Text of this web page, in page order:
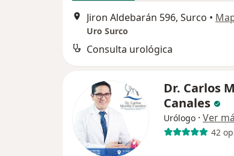
Jiron Aldebarán 596, Surco •
Uro Surco
Consulta urológica
Dr. Carlos
Canales
Urólogo · Ver
42